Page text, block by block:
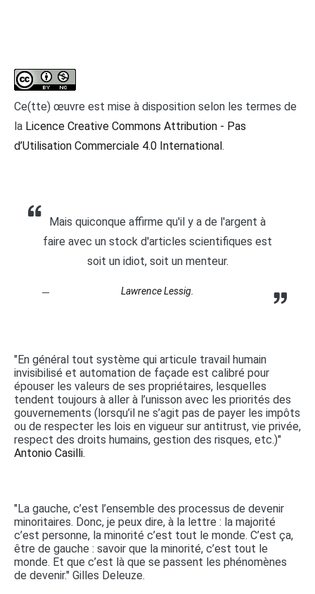
Ce(tte) œuvre est mise à disposition selon les termes de
la Licence Creative Commons Attribution - Pas
d’Utilisation Commerciale 4.0 International .
Mais quiconque affirme qu'il y a de l'argent à
faire avec un stock d'articles scientifiques est
soit un idiot, soit un menteur.
Lawrence Lessig.
"En général tout système qui articule travail humain
invisibilisé et automation de façade est calibré pour
épouser les valeurs de ses propriétaires, lesquelles
tendent toujours à aller à l’unisson avec les priorités des
gouvernements (lorsqu’il ne s’agit pas de payer les impôts
ou de respecter les lois en vigueur sur antitrust, vie privée,
respect des droits humains, gestion des risques, etc.)"
Antonio Casilli.
"La gauche, c’est l’ensemble des processus de devenir
minoritaires. Donc, je peux dire, à la lettre : la majorité
c’est personne, la minorité c’est tout le monde. C’est ça,
être de gauche : savoir que la minorité, c’est tout le
monde. Et que c’est là que se passent les phénomènes
de devenir." Gilles Deleuze.